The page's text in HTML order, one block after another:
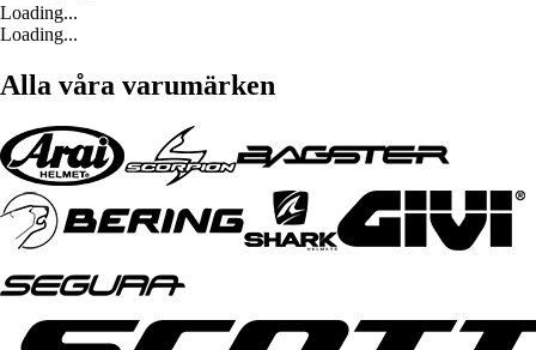
Loading...
Loading...
Alla våra varumärken